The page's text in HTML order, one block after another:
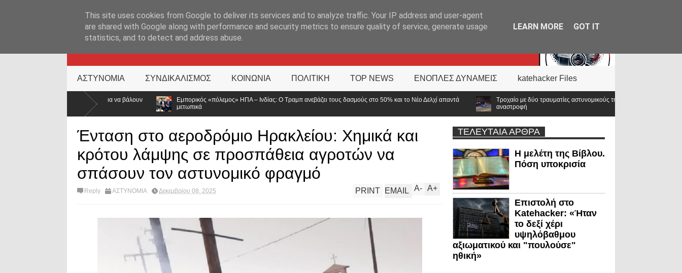
KATEHACKER
ΑΣΤΥΝΟΜΙΑ ΣΥΝΔΙΚΑΛΙΣΜΟΣ ΚΟΙΝΩΝΙΑ ΠΟΛΙΤΙΚΗ TOP NEWS ΕΝΟΠΛΕΣ ΔΥΝΑΜΕΙΣ katehacker Files
Εμπορικός «πόλεμος» ΗΠΑ – Ινδίας: Ο Τραμπ ανεβάζει τους δασμούς στο 50% και το Νέο Δελχί απαντά
μετωπικά
Τροχαίο με δύο τραυματίες αστυνομικούς της ΔΙΑΣ στο Λαγονήσι – Αυτοκίνητο επιχείρησε
Ένταση στο αεροδρόμιο Ηρακλείου: Χημικά και
κρότου λάμψης σε προσπάθεια αγροτών να
σπάσουν τον αστυνομικό φραγμό
Reply ΑΣΤΥΝΟΜΙΑ Δεκεμβρίου 08, 2025 A+
A-
PRINT EMAIL
ΤΕΛΕΥΤΑΙΑ ΑΡΘΡΑ
Η μελέτη της Βίβλου.
Πόση υποκρισία
Επιστολή στο
Katehacker: «Ήταν
το δεξί χέρι
υψηλόβαθμου
αξιωματικού και "πουλούσε"
ηθική»
This site uses cookies from Google to deliver its services and to analyze traffic. Your IP address and user-agent
are shared with Google along with performance and security metrics to ensure quality of service, generate usage
statistics, and to detect and address abuse.
LEARN MORE GOT IT